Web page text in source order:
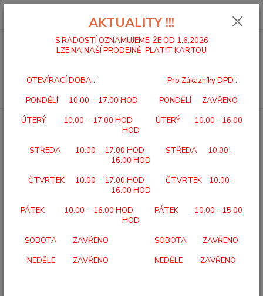
0,00 Kč
Úvod POMŮCKY PRO VOZÍČKÁŘE
PODLOŽKA ANTIDEKUBITNÍ
PODLOŽKA ANTIDEKUBITNÍ
VZDUCHOVÁ Polyair 10
AKTUALITY !!!
S RADOSTÍ OZNAMUJEME, ŽE OD 1.6.2026
LZE NA NAŠÍ PRODEJNĚ PLATIT KARTOU
OTEVÍRACÍ DOBA : Pro Zákazníky DPD :
PONDĚLÍ 10:00 - 17:00 HOD PONDĚLÍ ZAVŘENO
ÚTERÝ 10:00 - 17:00 HOD ÚTERÝ 10:00 - 16:00
HOD
STŘEDA 10:00 - 17:00 HOD STŘEDA 10:00 -
16:00 HOD
ČTVRTEK 10:00 - 17:00 HOD ČTVRTEK 10:00 -
16:00 HOD
PÁTEK 10:00 - 16:00 HOD PÁTEK 10:00 - 15:00
HOD
SOBOTA ZAVŘENO SOBOTA ZAVŘENO
NEDĚLE ZAVŘENO NEDĚLE ZAVŘENO